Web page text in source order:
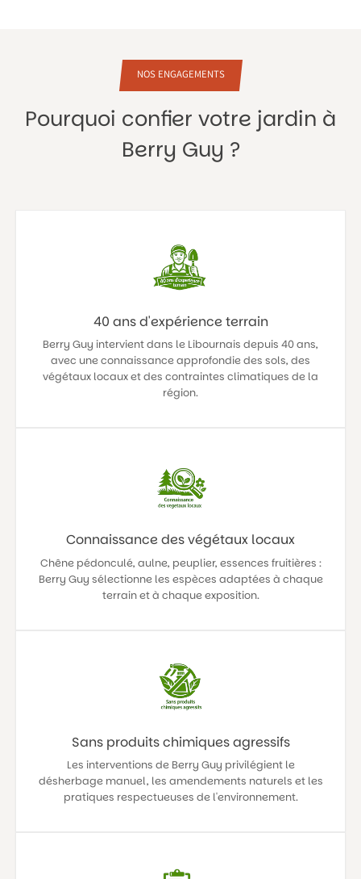
NOS ENGAGEMENTS
Pourquoi confier votre jardin à
Berry Guy ?
40 ans d'expérience terrain
Berry Guy intervient dans le Libournais depuis 40 ans,
avec une connaissance approfondie des sols, des
végétaux locaux et des contraintes climatiques de la
région.
Connaissance des végétaux locaux
Chêne pédonculé, aulne, peuplier, essences fruitières :
Berry Guy sélectionne les espèces adaptées à chaque
terrain et à chaque exposition.
Sans produits chimiques agressifs
Les interventions de Berry Guy privilégient le
désherbage manuel, les amendements naturels et les
pratiques respectueuses de l'environnement.